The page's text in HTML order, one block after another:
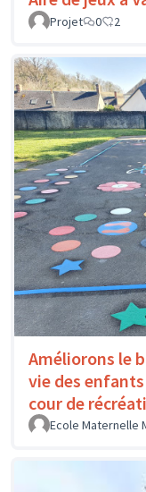
Projet
0 2
Améliorons le
vie des
cour de
Ecole Maternelle